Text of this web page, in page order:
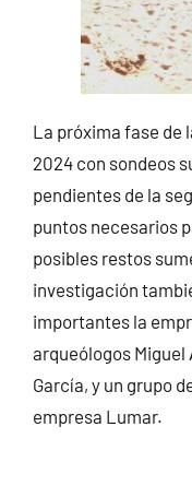
La próxima fase de
2024 con sondeos
pendientes de la
puntos necesarios
posibles restos
investigación
importantes la
arqueólogos Miguel
García, y un grupo
empresa Lumar.